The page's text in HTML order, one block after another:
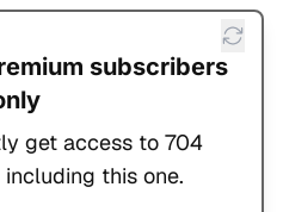
subscribers
get access to 704
this one.